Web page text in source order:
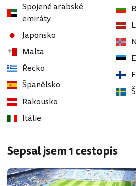
Spojené arabské
emiráty
Japonsko
Malta
Řecko
Španělsko
Rakousko
Itálie
Sepsal jsem 1 cestopis